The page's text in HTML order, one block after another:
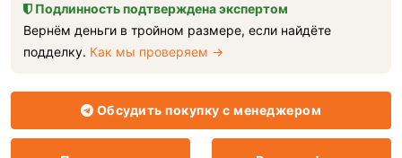
Подлинность подтверждена экспертом
Вернём деньги в тройном размере, если найдёте
подделку. Как мы проверяем →
Обсудить покупку с менеджером